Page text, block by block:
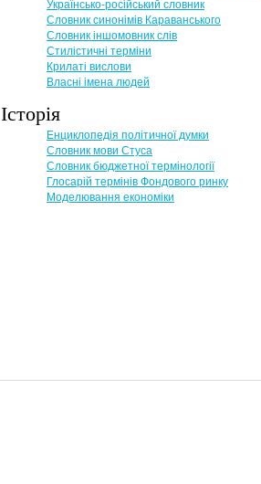
Українсько-російський словник
Словник синонімів Караванського
Словник іншомовник слів
Стилістичні терміни
Крилаті вислови
Власні імена людей
Історія
Енциклопедія політичної думки
Словник мови Стуса
Словник бюджетної термінології
Глосарій термінів Фондового ринку
Моделювання економіки